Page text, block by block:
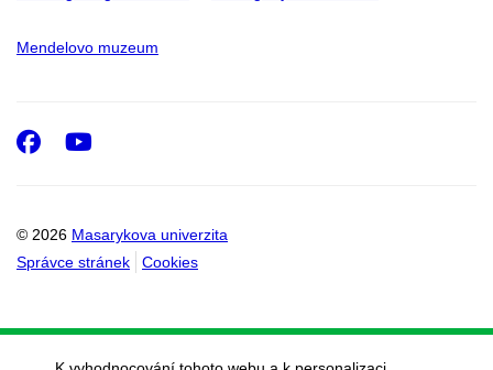
Mendelovo muzeum
© 2026 Masarykova univerzita
Správce stránek
Cookies
Facebook